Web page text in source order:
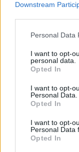
Downstream
Please note that
not limited to your
grant or deny
use your data for
consent section.
Personal Data
I want to opt-
personal data.
Opted In
I want to opt-
Personal Data.
Opted In
I want to opt-
Personal Data
Opted In
Ακολουθήστε το
πρώτοι όλες τις